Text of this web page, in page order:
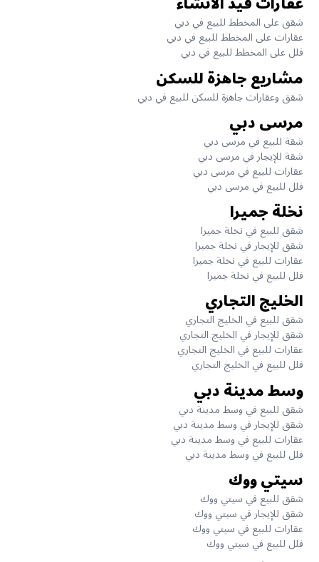
شقق على المخطط للبيع في دبي
عقارات على المخطط للبيع في دبي
فلل على المخطط للبيع في دبي
مشاريع جاهزة للسكن
شقق وعقارات جاهزة للسكن للبيع في دبي
مرسى دبي
شقة للبيع في مرسى دبي
شقة للإيجار في مرسى دبي
عقارات للبيع في مرسى دبي
فلل للبيع في مرسى دبي
نخلة جميرا
شقق للبيع في نخلة جميرا
شقق للإيجار في نخلة جميرا
عقارات للبيع في نخلة جميرا
فلل للبيع في نخلة جميرا
الخليج التجاري
شقق للبيع في الخليج التجاري
شقق للإيجار في الخليج التجاري
عقارات للبيع في الخليج التجاري
فلل للبيع في الخليج التجاري
وسط مدينة دبي
شقق للبيع في وسط مدينة دبي
شقق للإيجار في وسط مدينة دبي
عقارات للبيع في وسط مدينة دبي
فلل للبيع في وسط مدينة دبي
سيتي ووك
شقق للبيع في سيتي ووك
شقق للإيجار في سيتي ووك
عقارات للبيع في سيتي ووك
فلل للبيع في سيتي ووك